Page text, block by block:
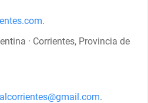
.
· Corrientes, Provincia de
.